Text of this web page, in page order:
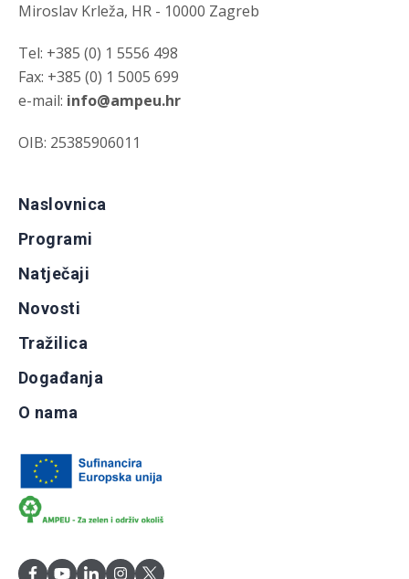
Miroslav Krleža, HR - 10000 Zagreb
Tel: +385 (0) 1 5556 498
Fax: +385 (0) 1 5005 699
e-mail: info@ampeu.hr
OIB: 25385906011
Naslovnica
Programi
Natječaji
Novosti
Tražilica
Događanja
O nama